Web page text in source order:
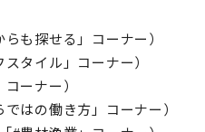
も探せる」コーナー）
タイル」コーナー）
ーナー）
はの働き方」コーナー）